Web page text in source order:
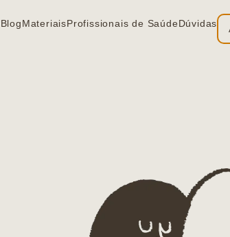
BlogMateriaisProfissionais de SaúdeDúvidas